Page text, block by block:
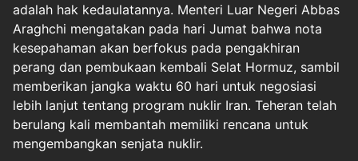
adalah hak kedaulatannya. Menteri Luar Negeri Abbas
Araghchi mengatakan pada hari Jumat bahwa nota
kesepahaman akan berfokus pada pengakhiran
perang dan pembukaan kembali Selat Hormuz, sambil
memberikan jangka waktu 60 hari untuk negosiasi
lebih lanjut tentang program nuklir Iran. Teheran telah
berulang kali membantah memiliki rencana untuk
mengembangkan senjata nuklir.